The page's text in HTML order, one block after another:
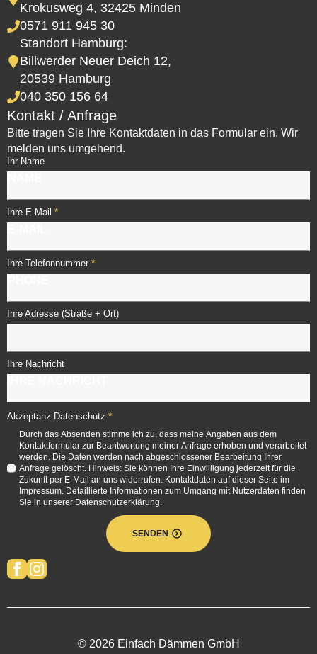
Krokusweg 4, 32425 Minden
0571 911 945 30
Standort Hamburg:
Billwerder Neuer Deich 12,
20539 Hamburg
040 350 156 64
Kontakt / Anfrage
Bitte tragen Sie Ihre Kontaktdaten in das Formular ein. Wir
melden uns umgehend.
Ihr Name
Ihre E-Mail *
Ihre Telefonnummer *
Ihre Adresse (Straße + Ort)
Ihre Nachricht
Akzeptanz Datenschutz *
Durch das Absenden stimme ich zu, dass meine Angaben aus dem
Kontaktformular zur Beantwortung meiner Anfrage erhoben und verarbeitet
werden. Die Daten werden nach abgeschlossener Bearbeitung Ihrer
Anfrage gelöscht. Hinweis: Sie können Ihre Einwilligung jederzeit für die
Zukunft per E-Mail an uns widerrufen. Kontaktdaten auf dieser Seite im
Impressum. Detaillierte Informationen zum Umgang mit Nutzerdaten finden
Sie in unserer Datenschutzerklärung.
SENDEN
© 2026 Einfach Dämmen GmbH